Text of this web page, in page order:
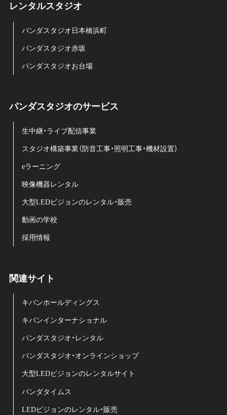
レンタルスタジオ
パンダスタジオ日本橋浜町
パンダスタジオ赤坂
パンダスタジオお台場
パンダスタジオのサービス
生中継・ライブ配信事業
スタジオ構築事業（防音工事・照明工事・機材設置）
eラーニング
映像機器レンタル
大型LEDビジョンのレンタル・販売
動画の学校
採用情報
関連サイト
キバンホールディングス
キバンインターナショナル
パンダスタジオ・レンタル
パンダスタジオ・オンラインショップ
大型LEDビジョンのレンタルサイト
パンダタイムス
LEDビジョンのレンタル・販売